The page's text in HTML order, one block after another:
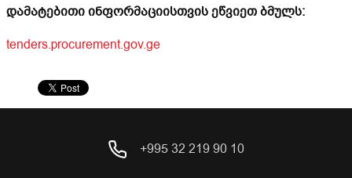
დამატებითი ინფორმაციისთვის ეწვიეთ ბმულს:
tenders.procurement.gov.ge
+995 32 219 90 10